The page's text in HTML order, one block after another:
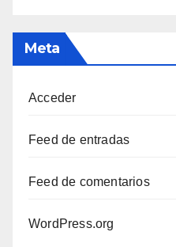
Meta
Acceder
Feed de entradas
Feed de comentarios
WordPress.org